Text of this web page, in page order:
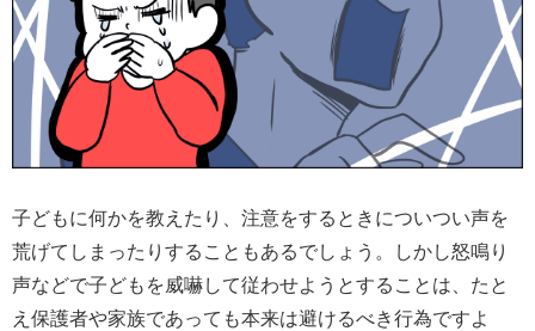
子どもに何かを教えたり、注意をするときについつい声を
荒げてしまったりすることもあるでしょう。しかし怒鳴り
声などで子どもを威嚇して従わせようとすることは、たと
え保護者や家族であっても本来は避けるべき行為ですよ